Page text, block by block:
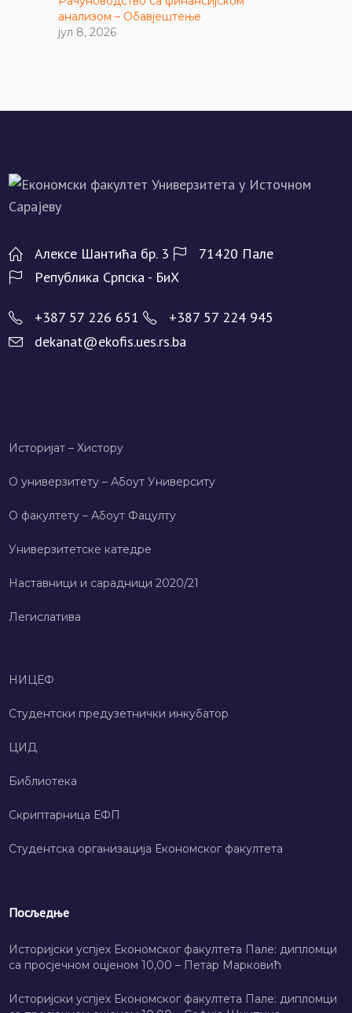
анализом – Обавјештење
јул 8, 2026
Алeксe Шантића бр. 3
71420 Палe
Рeпублика Српска - БиХ
+387 57 226 651
+387 57 224 945
dekanat@ekofis.ues.rs.ba
Историјат – Хисторy
О универзитету – Абоут Университy
О факултету – Абоут Фацултy
Универзитетске катедре
Наставници и сарадници 2020/21
Легислатива
НИЦЕФ
Студентски предузетнички инкубатор
ЦИД
Библиотека
Скриптарница ЕФП
Студентска организација Економског факултета
Посљедње
Историјски успјех Економског факултета Пале: дипломци
са просјечном оцјеном 10,00 – Петар Марковић
Историјски успјех Економског факултета Пале: дипломци